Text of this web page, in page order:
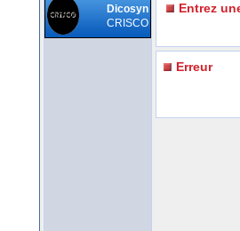
Dicosyn
CRISCO
Entrez
Erreur